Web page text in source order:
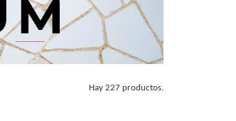
Hay 227 productos.